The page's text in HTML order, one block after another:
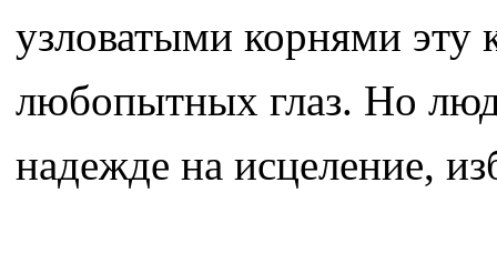
узловатыми корнями эту
любопытных глаз. Но
надежде на исцеление,